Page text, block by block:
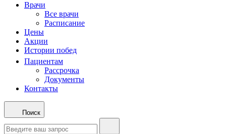
Врачи
Все врачи
Расписание
Цены
Акции
Истории побед
Пациентам
Рассрочка
Документы
Контакты
Поиск